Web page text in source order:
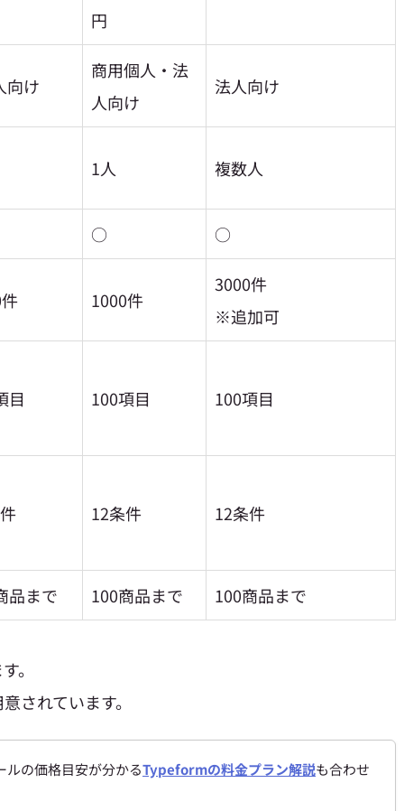
円
向け
商用個人・法
人向け
法人向け
1人 複数人
○ ○
1000件
3000件
※追加可
目 100項目 100項目
12条件 12条件
品まで 100商品まで 100商品まで
。
されています。
の価格目安が分かるTypeformの料金プラン解説も合わせ